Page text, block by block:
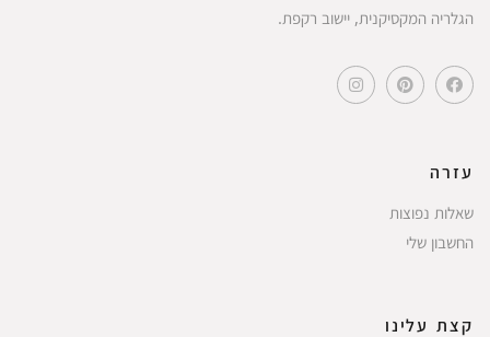
הגלריה המקסיקנית, יישוב רקפת.
עזרה
שאלות נפוצות
החשבון שלי
קצת עלינו